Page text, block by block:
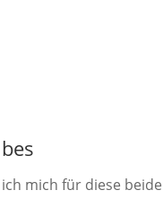
mich für diese